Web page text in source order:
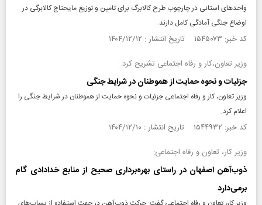
واحد‌های استانی در چارچوب طرح کالابرگ برای تامین و توزیع مایحتاج کالابرگی در
اوضاع جنگی آمادگی کامل دارند.
کد خبر: ۱۵۴۵۰۷۳ تاریخ انتشار : ۱۴۰۴/۱۲/۱۲
وزیر تعاون،کار و رفاه اجتماعی تشریح کرد:
جزئیات و نحوه حمایت از هموطنان در شرایط جنگی
وزیر تعاون، کار و رفاه اجتماعی جزئیات و نحوه حمایت از هموطنان در شرایط جنگی را
اعلام کرد.
کد خبر: ۱۵۴۴۹۳۲ تاریخ انتشار : ۱۴۰۴/۱۲/۱۰
وزیر كار، تعاون و رفاه اجتماعی:
ذوب‌آهن اصفهان در راستای بهره‌برداری صحیح از منابع خدادادی گام
برمی‌دارد